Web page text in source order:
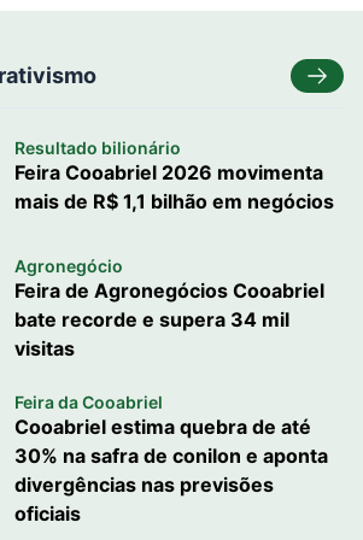
Resultado bilionário
Feira Cooabriel 2026 movimenta
mais de R$ 1,1 bilhão em negócios
Agronegócio
Feira de Agronegócios Cooabriel
bate recorde e supera 34 mil
visitas
Feira da Cooabriel
Cooabriel estima quebra de até
30% na safra de conilon e aponta
divergências nas previsões
oficiais